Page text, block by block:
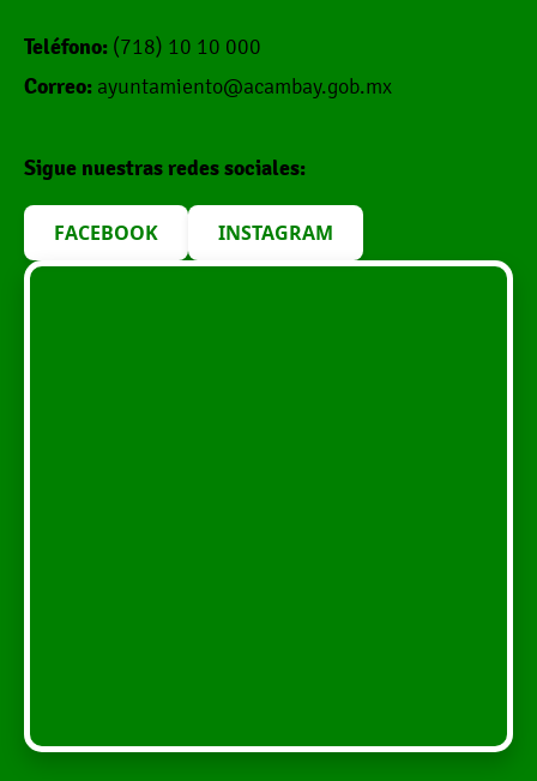
Teléfono: (718) 10 10 000
Correo: ayuntamiento@acambay.gob.mx
Sigue nuestras redes sociales:
FACEBOOK INSTAGRAM